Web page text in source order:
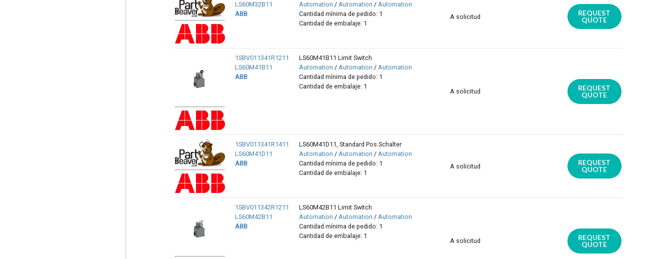
LS60M32B11
ABB
Automation / Automation / Automation
Cantidad mínima de pedido: 1
Cantidad de embalaje: 1
A solicitud
REQUEST
QUOTE
1SBV011341R1211
LS60M41B11
ABB
LS60M41B11 Limit Switch
Automation / Automation / Automation
Cantidad mínima de pedido: 1
Cantidad de embalaje: 1
A solicitud
REQUEST
QUOTE
1SBV011341R1411
LS60M41D11
ABB
LS60M41D11, Standard Pos.Schalter
Automation / Automation / Automation
Cantidad mínima de pedido: 1
Cantidad de embalaje: 1
A solicitud
REQUEST
QUOTE
1SBV011342R1211
LS60M42B11
ABB
LS60M42B11 Limit Switch
Automation / Automation / Automation
Cantidad mínima de pedido: 1
Cantidad de embalaje: 1
A solicitud
REQUEST
QUOTE